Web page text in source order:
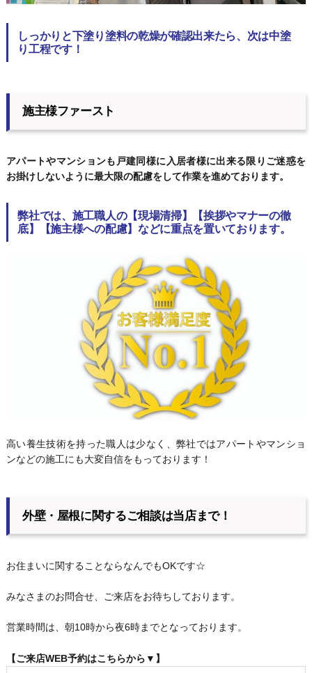
しっかりと下塗り塗料の乾燥が確認出来たら、次は中塗
り工程です！
施主様ファースト
アパートやマンションも戸建同様に入居者様に出来る限りご迷惑を
お掛けしないように最大限の配慮をして作業を進めております。
弊社では、施工職人の【現場清掃】【挨拶やマナーの徹
底】【施主様への配慮】などに重点を置いております。
高い養生技術を持った職人は少なく、弊社ではアパートやマンショ
ンなどの施工にも大変自信をもっております！
外壁・屋根に関するご相談は当店まで！
お住まいに関することならなんでもOKです☆
みなさまのお問合せ、ご来店をお待ちしております。
営業時間は、朝10時から夜6時までとなっております。
【ご来店WEB予約はこちらから▼】